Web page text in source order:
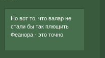
Но вот то, что валар не
стали бы так плющить
Феанора - это точно.